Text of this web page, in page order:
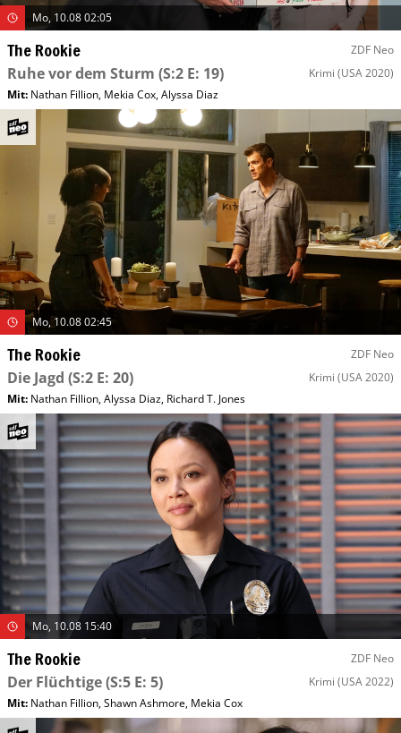
Mo, 10.08 02:05
The Rookie ZDF Neo
Ruhe vor dem Sturm (S:2 E: 19) Krimi (USA 2020)
Mit: Nathan Fillion, Mekia Cox,Alyssa Diaz
Mo, 10.08 02:45
The Rookie ZDF Neo
Die Jagd (S:2 E: 20) Krimi (USA 2020)
Mit: Nathan Fillion,Alyssa Diaz, Richard T. Jones
Mo, 10.08 15:40
The Rookie ZDF Neo
Der Flüchtige(S:5 E: 5) Krimi (USA 2022)
Mit: Nathan Fillion,Shawn Ashmore, Mekia Cox